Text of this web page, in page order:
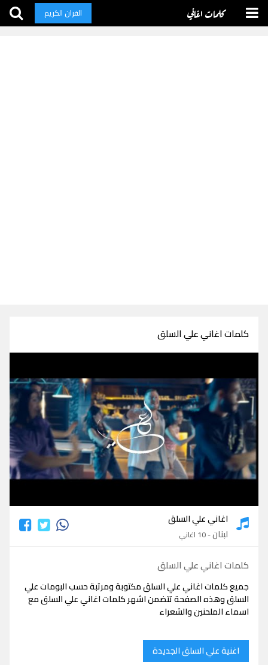
كلمات اغاني القران الكريم
كلمات اغاني علي السلق
اغاني علي السلق
لبنان- 10 اغاني
كلمات اغاني علي السلق
جميع كلمات اغاني علي السلق مكتوبة ومرتبة حسب البومات علي
السلق وهذه الصفحة تتضمن اشهر كلمات اغاني علي السلق مع
اسماء الملحنين والشعراء
اغنية علي السلق الجديدة